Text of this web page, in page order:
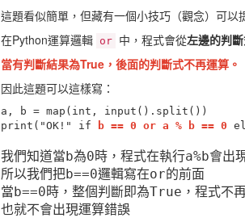
這題看似簡單，但藏有一個小技巧（觀念）可以
在Python運算邏輯 or 中，程式會從左邊的判
當有判斷結果為True，後面的判斷式不再運算。
因此這題可以這樣寫：
a, b = map(int, input().split())
print("OK!" if
b == 0 or a % b == 0
我們知道當b為0時，程式在執行a%b
所以我們把b==0邏輯寫在or的前面
當b==0時，整個判斷即為True，程式不
也就不會出現運算錯誤